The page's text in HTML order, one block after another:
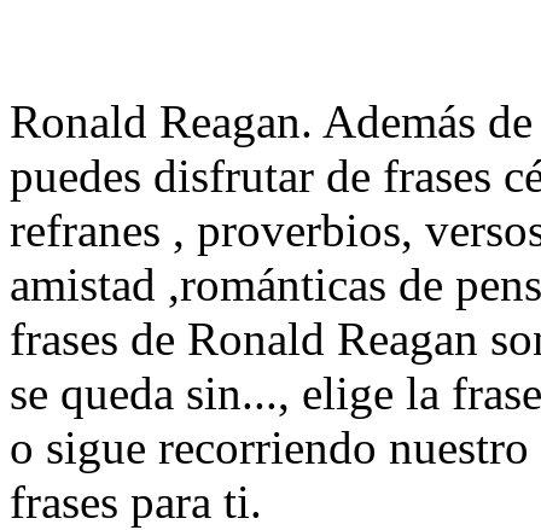
Ronald Reagan. Además
puedes disfrutar de frases
refranes , proverbios,
amistad ,románticas de
frases de Ronald Reagan
se queda sin..., elige la
o sigue recorriendo
frases para ti.